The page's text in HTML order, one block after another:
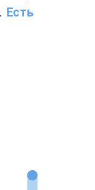
Есть